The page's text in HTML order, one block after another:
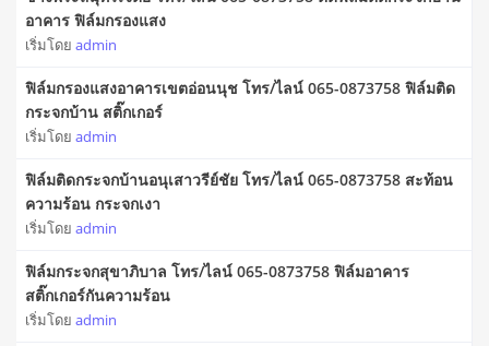
อาคาร ฟิล์มกรองแสง
เริ่มโดย admin
ฟิล์มกรองแสงอาคารเขตอ่อนนุช โทร/ไลน์ 065-0873758 ฟิล์มติด
กระจกบ้าน สติ๊กเกอร์
เริ่มโดย admin
ฟิล์มติดกระจกบ้านอนุเสาวรีย์ชัย โทร/ไลน์ 065-0873758 สะท้อน
ความร้อน กระจกเงา
เริ่มโดย admin
ฟิล์มกระจกสุขาภิบาล โทร/ไลน์ 065-0873758 ฟิล์มอาคาร
สติ๊กเกอร์กันความร้อน
เริ่มโดย admin